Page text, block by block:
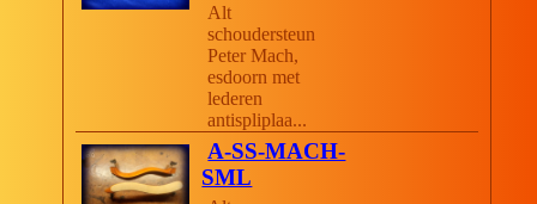
Alt
schoudersteun
Peter Mach,
esdoorn met
lederen
antispliplaa...
A-SS-MACH-
SML